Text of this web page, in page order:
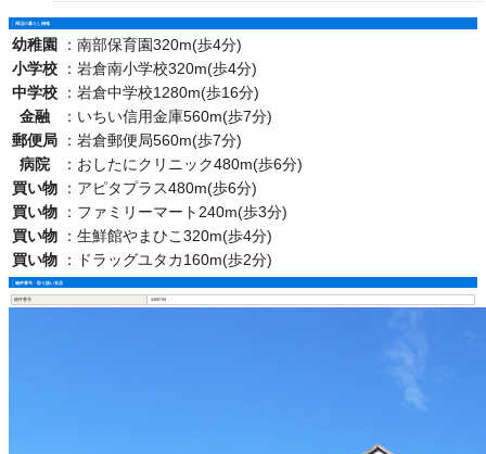
周辺の暮らし情報
幼稚園 ： 南部保育園320m(歩4分)
小学校
： 岩倉南小学校320m(歩4分)
中学校
： 岩倉中学校1280m(歩16分)
金融
： いちい信用金庫560m(歩7分)
郵便局
： 岩倉郵便局560m(歩7分)
病院
： おしたにクリニック480m(歩6分)
買い物
： アピタプラス480m(歩6分)
買い物
： ファミリーマート240m(歩3分)
買い物
： 生鮮館やまひこ320m(歩4分)
買い物
： ドラッグユタカ160m(歩2分)
物件番号・取り扱い支店
物件番号 3406728